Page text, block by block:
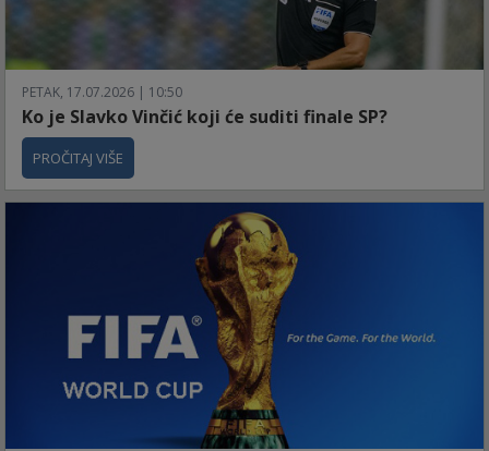
PETAK, 17.07.2026 | 10:50
Ko je Slavko Vinčić koji će suditi finale SP?
PROČITAJ VIŠE